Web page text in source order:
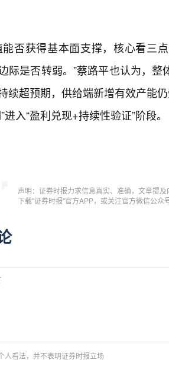
能否获得基本面支撑，核心看三
际是否转弱。”蔡路平也认为，
续超预期，供给端新增有效产能
进入“盈利兑现+持续性验证”阶段。
声明：证券时报力求信息真实、准确，文章提
下载"证券时报"官方APP，或关注官方微信公
人看法，并不表明证券时报立场